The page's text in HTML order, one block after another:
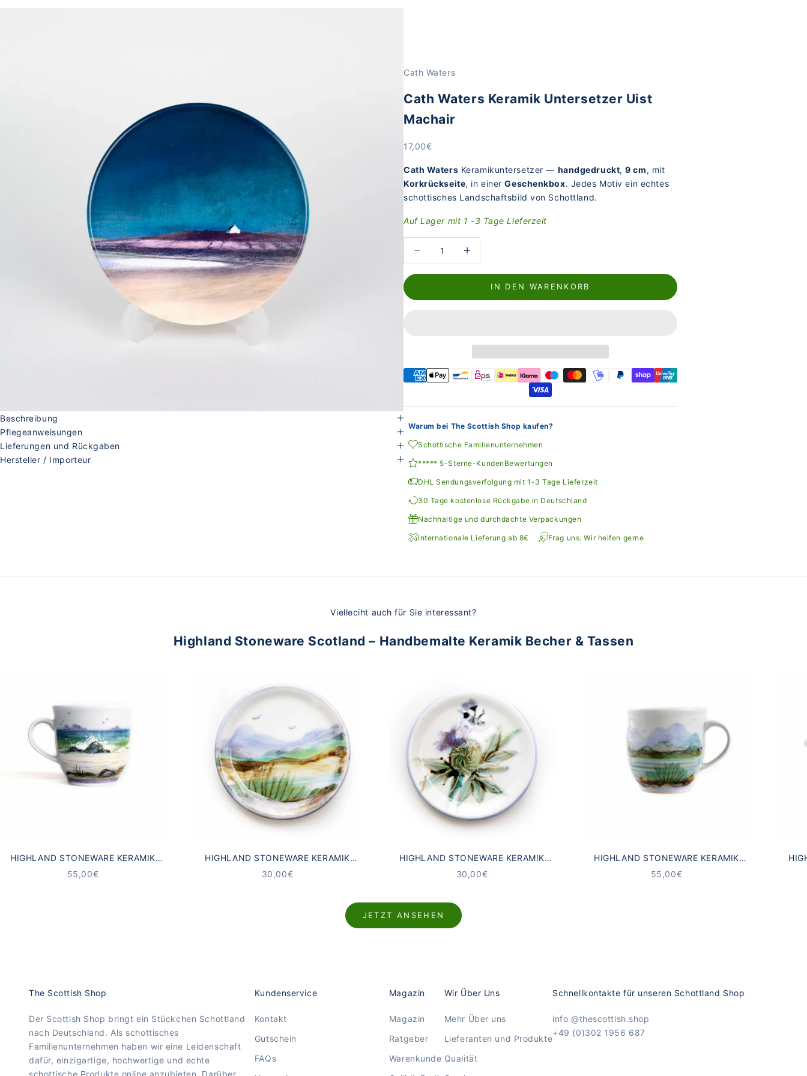
Cath Waters
Cath Waters Keramik Untersetzer Uist
Machair
Angebot
17,00€
Cath Waters Keramikuntersetzer — handgedruckt,9 cm, mit
Korkrückseite, in einerGeschenkbox. Jedes Motiv ein echtes
schottisches Landschaftsbild von Schottland.
Auf Lager mit 1 -3 Tage Lieferzeit
IN DEN WARENKORB
Warum bei The Scottish Shop kaufen?
Schottische Familienunternehmen
***** 5-Sterne-KundenBewertungen
DHL Sendungsverfolgung mit 1-3 Tage Lieferzeit
30 Tage kostenlose Rückgabe in Deutschland
Nachhaltige und durchdachte Verpackungen
Internationale Lieferung ab 8€ Frag uns: Wir helfen gerne
Beschreibung
Pflegeanweisungen
Lieferungen und Rückgaben
Hersteller / Importeur
Vielleciht auch für Sie interessant?
Highland Stoneware Scotland – Handbemalte Keramik Becher & Tassen
HIGHLAND STONEWARE KERAMIK
BECHER SCHOTTISCHE
ANGEBOT
55,00€
HIGHLAND STONEWARE KERAMIK
UNTERSETZER SCHOTTISCHE
ANGEBOT
30,00€
HIGHLAND STONEWARE KERAMIK
UNTERSETZER SCHOTTISCHE DISTEL
ANGEBOT
30,00€
HIGHLAND STONEWARE KERAMIK
BECHER SCHOTTISCHE LANDSCHAFT
ANGEBOT
55,00€
JETZT ANSEHEN
The Scottish Shop
Der Scottish Shop bringt ein Stückchen Schottland
nach Deutschland. Als schottisches
Familienunternehmen haben wir eine Leidenschaft
dafür, einzigartige, hochwertige und echte
Kundenservice
Kontakt
Gutschein
FAQs
Magazin
Magazin
Ratgeber
Warenkunde
Wir Über Uns
Mehr Über uns
Lieferanten und Produkte
Qualität
Schnellkontakte für unseren Schottland Shop
info @thescottish.shop
+49 (0)302 1956 687